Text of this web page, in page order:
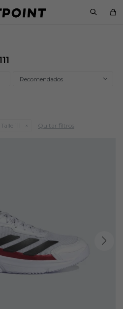
Recomendados
Talle 111 Quitar filtros